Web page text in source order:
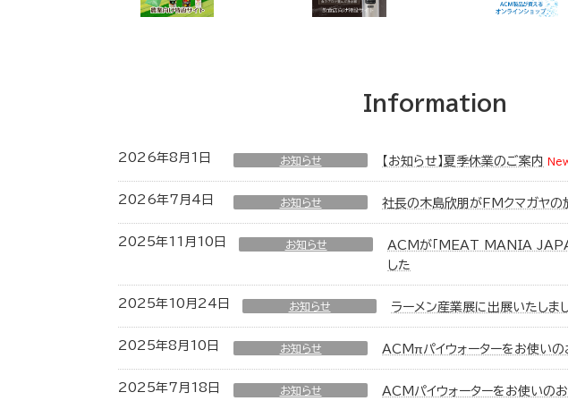
Information
2026年8月1日 お知らせ 【お知らせ】夏季休業のご案内
2026年7月4日 お知らせ 社長の木島欣朋がFMクマガヤの
2025年11月10日 お知らせ
ACMが「MEAT MANIA
した
2025年10月24日 お知らせ ラーメン産業展に出展いたしま
2025年8月10日 お知らせ ACMπパイウォーターをお使い
2025年7月18日 お知らせ ACMパイウォーターをお使いの